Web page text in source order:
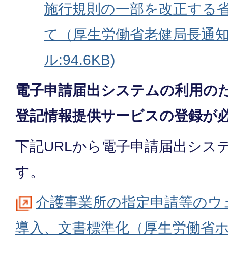
施行規則の一部を改正する
て（厚生労働省老健局長通
ル:94.6KB)
電子申請届出システムの利用の
登記情報提供サービスの登録が
下記URLから電子申請届出シス
す。
介護事業所の指定申請等の
導⼊、文書標準化（厚生労働省